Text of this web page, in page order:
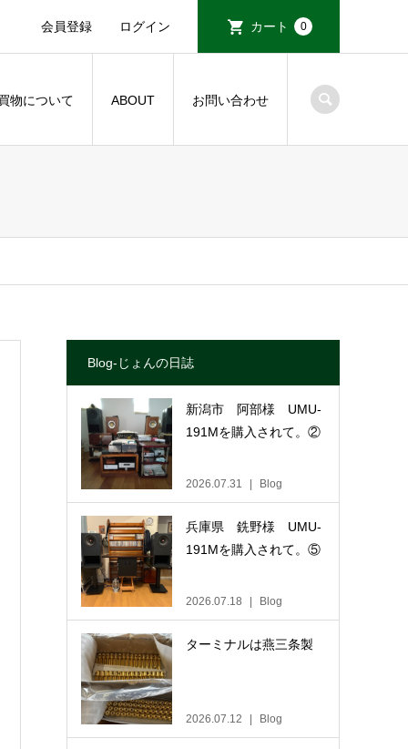
会員登録 ログイン カート 0
物について ABOUT お問い合わせ
Blog-じょんの日誌
新潟市 阿部様 UMU-
191Mを購入されて。②
2026.07.31 Blog
兵庫県 銑野様 UMU-
191Mを購入されて。⑤
2026.07.18 Blog
ターミナルは燕三条製
2026.07.12 Blog